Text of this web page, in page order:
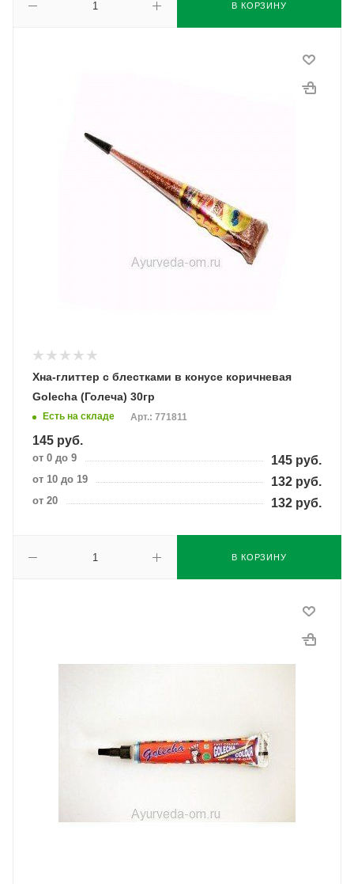
В КОРЗИНУ
Хна-глиттер с блестками в конусе коричневая
Golecha (Голеча) 30гр
Есть на складе Арт.: 771811
145 руб.
от 0 до 9 145 руб.
от 10 до 19 132 руб.
от 20 132 руб.
В КОРЗИНУ